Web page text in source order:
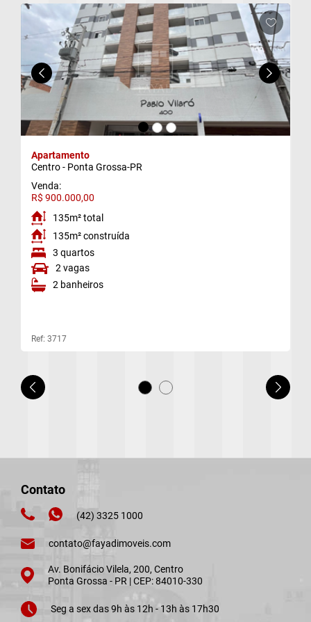
Apartamento
Centro - Ponta Grossa-PR
Venda:
R$ 900.000,00
135m² total
135m² construída
3 quartos
2 vagas
2 banheiros
Ref: 3717
Contato
(42) 3325 1000
contato@fayadimoveis.com
Av. Bonifácio Vilela, 200, Centro
Ponta Grossa - PR | CEP: 84010-330
Seg a sex das 9h às 12h - 13h às 17h30
f)
g)